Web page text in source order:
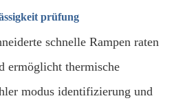
prüfung
schnelle Rampen raten
ermöglicht thermische
modus identifizierung und